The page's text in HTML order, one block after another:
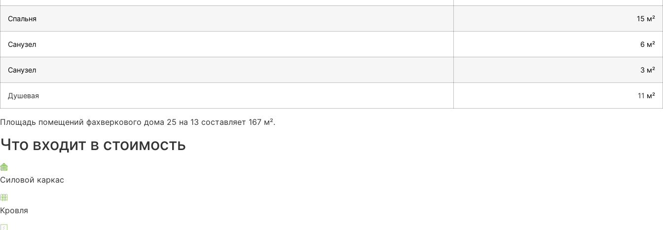
Спальня 15 м²
Санузел 6 м²
Санузел 3 м²
Душевая 11 м²
Площадь помещений фахверкового дома 25 на 13 составляет 167 м².
Что входит в стоимость
Силовой каркас
Кровля